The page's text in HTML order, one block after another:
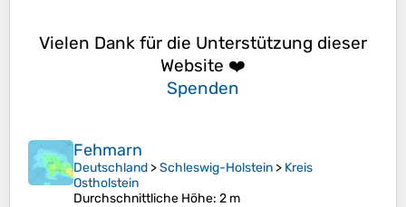
Vielen Dank für die Unterstützung dieser
Website ❤️
Spenden
Fehmarn
Deutschland >Schleswig-Holstein > Kreis
Ostholstein
Durchschnittliche Höhe: 2 m